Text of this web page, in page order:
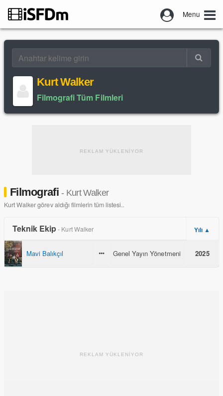
Menu
Kurt Walker
Filmografi Tüm Filmleri
REKLAM YÜKLENİYOR
Filmografi- Kurt Walker
Kurt Walker görev aldığı filmlerin tüm listesi..
Teknik Ekip- Kurt Walker Yılı ▲
Mavi Balıkçıl Genel Yayın Yönetmeni 2025
REKLAM YÜKLENİYOR